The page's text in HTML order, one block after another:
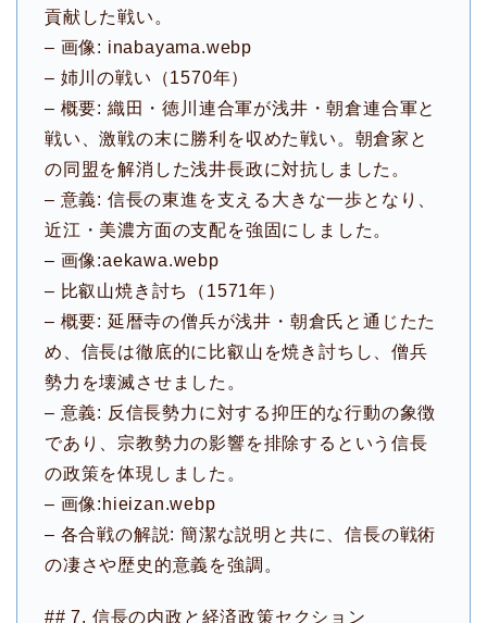
貢献した戦い。
– 画像: inabayama.webp
– 姉川の戦い（1570年）
– 概要: 織田・徳川連合軍が浅井・朝倉連合軍と
戦い、激戦の末に勝利を収めた戦い。朝倉家と
の同盟を解消した浅井長政に対抗しました。
– 意義: 信長の東進を支える大きな一歩となり、
近江・美濃方面の支配を強固にしました。
– 画像:aekawa.webp
– 比叡山焼き討ち（1571年）
– 概要: 延暦寺の僧兵が浅井・朝倉氏と通じたた
め、信長は徹底的に比叡山を焼き討ちし、僧兵
勢力を壊滅させました。
– 意義: 反信長勢力に対する抑圧的な行動の象徴
であり、宗教勢力の影響を排除するという信長
の政策を体現しました。
– 画像:hieizan.webp
– 各合戦の解説: 簡潔な説明と共に、信長の戦術
の凄さや歴史的意義を強調。
## 7. 信長の内政と経済政策セクション